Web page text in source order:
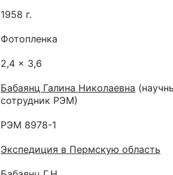
1958 г.
Фотопленка
2,4 x 3,6
Бабаянц Галина Николаевна
сотрудник РЭМ)
РЭМ 8978-1
Экспедиция в Пермскую область